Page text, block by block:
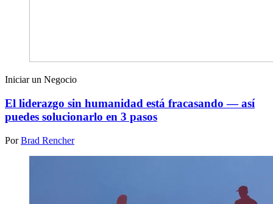
Iniciar un Negocio
El liderazgo sin humanidad está fracasando — así
puedes solucionarlo en 3 pasos
PorBrad Rencher